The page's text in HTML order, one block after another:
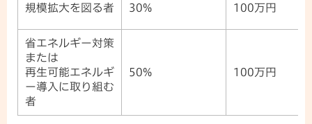
規模拡大を図る者 30% 100万円
省エネルギー対策
または
再生可能エネルギ
ー導入に取り組む
者
50% 100万円